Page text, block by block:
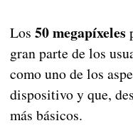
Los 50 megapíxeles
gran parte de los
como uno de los
dispositivo y que,
más básicos.